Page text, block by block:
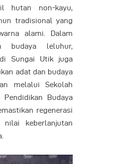
hutan non-kayu,
tradisional yang
alami. Dalam
budaya leluhur,
Sungai Utik juga
adat dan budaya
melalui Sekolah
Budaya
regenerasi
nilai keberlanjutan